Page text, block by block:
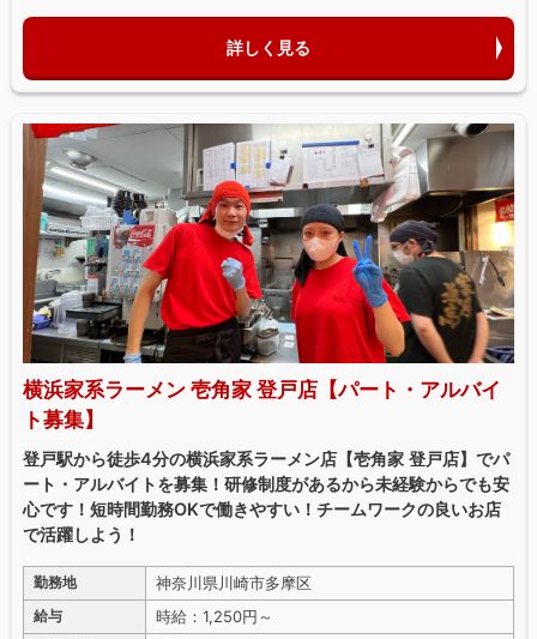
詳しく見る
横浜家系ラーメン 壱角家 登戸店【パート・アルバイ
ト募集】
登戸駅から徒歩4分の横浜家系ラーメン店【壱角家 登戸店】でパ
ート・アルバイトを募集！研修制度があるから未経験からでも安
心です！短時間勤務OKで働きやすい！チームワークの良いお店
で活躍しよう！
勤務地 神奈川県川崎市多摩区
給与 時給：1,250円～